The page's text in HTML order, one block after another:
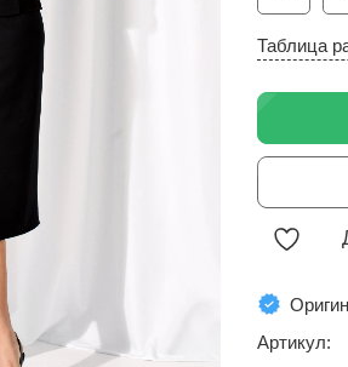
Таблица
Артикул: